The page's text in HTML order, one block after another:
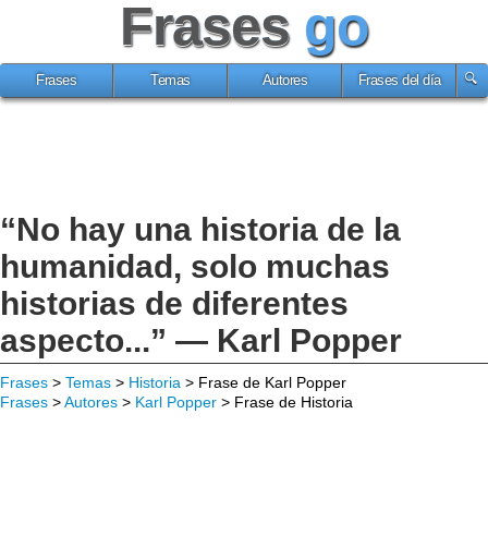
Frases go
Frases Temas Autores Frases del día
“No hay una historia de la
humanidad, solo muchas
historias de diferentes
aspecto...” — Karl Popper
Frases > Temas > Historia > Frase de Karl Popper
Frases >Autores > Karl Popper > Frase de Historia